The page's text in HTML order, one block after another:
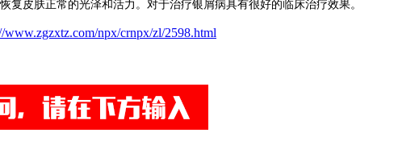
复皮肤正常的光泽和活力。对于治疗银屑病具有很好的临床治疗效果。
www.zgzxtz.com/npx/crnpx/zl/2598.html